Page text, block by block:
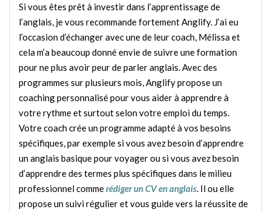
Si vous êtes prêt à investir dans l’apprentissage de
l’anglais, je vous recommande fortement Anglify. J’ai eu
l’occasion d’échanger avec une de leur coach, Mélissa et
cela m’a beaucoup donné envie de suivre une formation
pour ne plus avoir peur de parler anglais. Avec des
programmes sur plusieurs mois, Anglify propose un
coaching personnalisé pour vous aider à apprendre à
votre rythme et surtout selon votre emploi du temps.
Votre coach crée un programme adapté à vos besoins
spécifiques, par exemple si vous avez besoin d’apprendre
un anglais basique pour voyager ou si vous avez besoin
d’apprendre des termes plus spécifiques dans le milieu
professionnel commerédiger un CV en anglais. Il ou elle
propose un suivi régulier et vous guide vers la réussite de